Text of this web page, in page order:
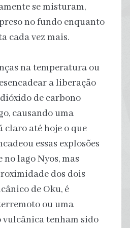
se misturam,
no fundo enquanto
cada vez mais.
na temperatura ou
a liberação
de carbono
causando uma
claro até hoje o que
essas explosões
lago Nyos, mas
dos dois
de Oku, é
ou uma
vulcânica tenham sido